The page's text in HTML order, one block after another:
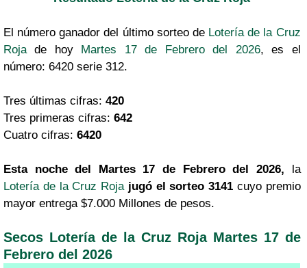
El número ganador del último sorteo de Lotería de la Cruz
Roja de hoy Martes 17 de Febrero del 2026, es el
número: 6420 serie 312.
Tres últimas cifras: 420
Tres primeras cifras: 642
Cuatro cifras: 6420
Esta noche del Martes 17 de Febrero del 2026, la
Lotería de la Cruz Roja jugó el sorteo 3141 cuyo premio
mayor entrega $7.000 Millones de pesos.
Secos Lotería de la Cruz Roja Martes 17 de
Febrero del 2026